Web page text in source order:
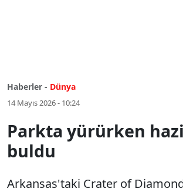
Haberler - Dünya
14 Mayıs 2026 - 10:24
Parkta yürürken
buldu
Arkansas'taki Crater of